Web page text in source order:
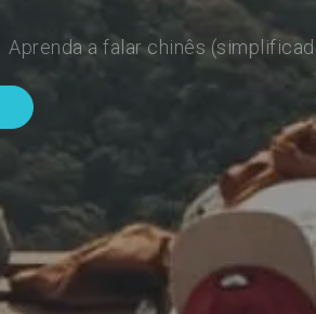
Aprenda a falar chinês